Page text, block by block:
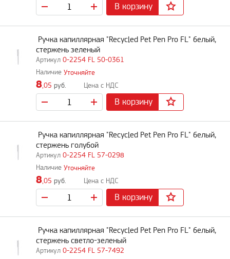
В корзину
0-2254 FL 50-0361
Ручка капиллярная "Recycled Pet Pen Pro FL" белый,
стержень зеленый
Уточняйте
8,05 руб.
В корзину
0-2254 FL 57-0298
Ручка капиллярная "Recycled Pet Pen Pro FL" белый,
стержень голубой
Уточняйте
8,05 руб.
В корзину
0-2254 FL 57-7492
Ручка капиллярная "Recycled Pet Pen Pro FL" белый,
стержень светло-зеленый